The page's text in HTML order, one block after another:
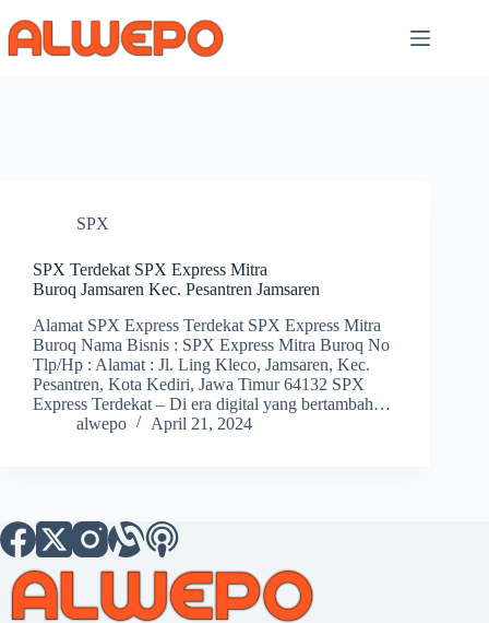
to
content
SPX
SPX Terdekat SPX Express Mitra
Buroq Jamsaren Kec. Pesantren Jamsaren
Alamat SPX Express Terdekat SPX Express Mitra
Buroq Nama Bisnis : SPX Express Mitra Buroq No
Tlp/Hp : Alamat : Jl. Ling Kleco, Jamsaren, Kec.
Pesantren, Kota Kediri, Jawa Timur 64132 SPX
Express Terdekat – Di era digital yang bertambah…
alwepo
April 21, 2024